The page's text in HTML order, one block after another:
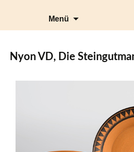
Menü
Nyon VD, Die